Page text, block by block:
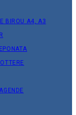
BIROU A4, A3